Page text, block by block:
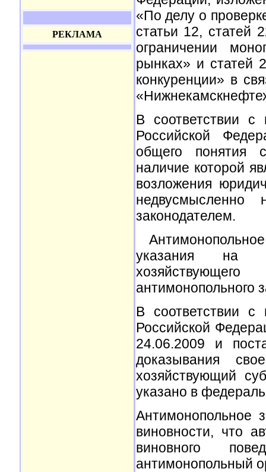
РЕКЛАМА
«По делу о
статьи 12,
ограничении
рынках» и статей
конкуренции» в
В соответствии с
Российской
общего понятия
наличие которой
возложения
недвусмысленно
законодателем.
указания на
антимонопольного
В соответствии с
Российской
24.06.2009 и
доказывания
хозяйствующий
указано в
Антимонопольное
виновности, что
виновного
антимонопольный